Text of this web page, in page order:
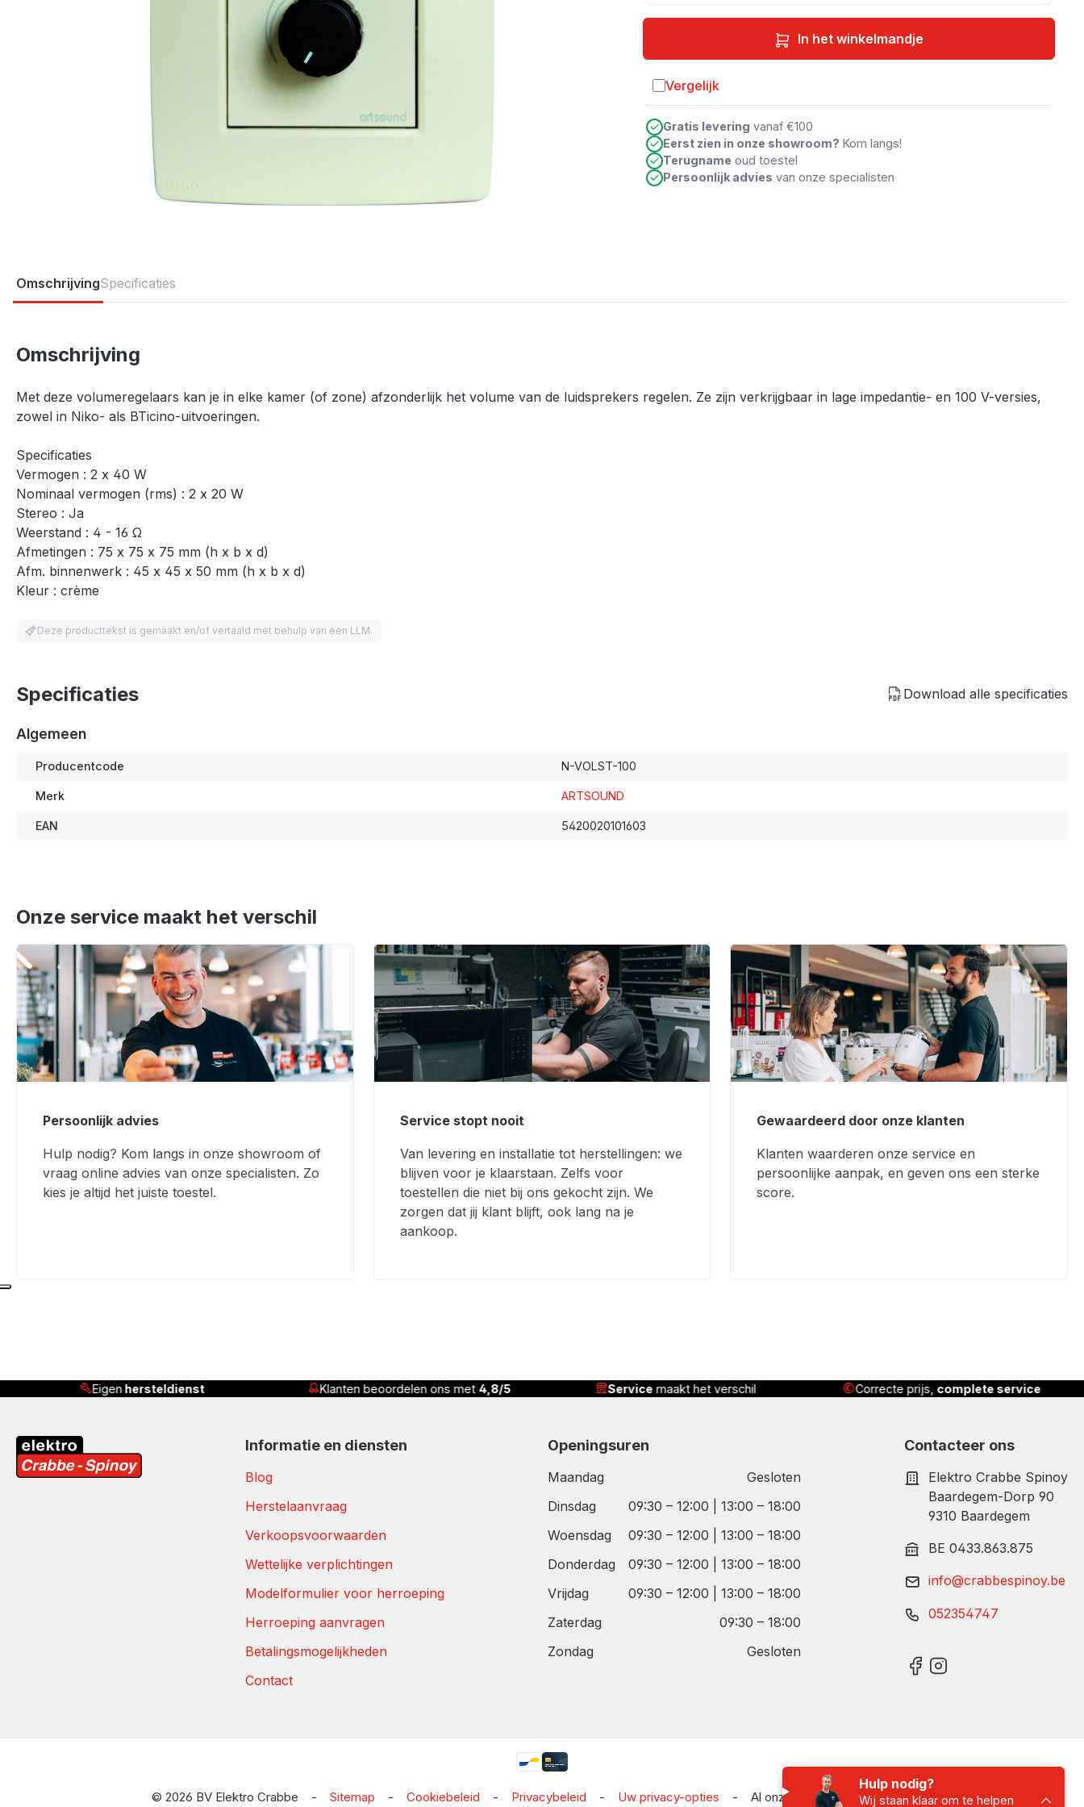
In het winkelmandje
Vergelijk
Toevoegen aan vergelijking
Gratis levering vanaf €100
Eerst zien in onze showroom? Kom langs!
Terugname oud toestel
Persoonlijk advies van onze specialisten
OmschrijvingSpecificaties
Omschrijving
Met deze volumeregelaars kan je in elke kamer (of zone) afzonderlijk het volume van de luidsprekers regelen. Ze zijn verkrijgbaar in lage impedantie- en 100 V-versies,
zowel in Niko- als BTicino-uitvoeringen.
Specificaties
Vermogen : 2 x 40 W
Nominaal vermogen (rms) : 2 x 20 W
Stereo : Ja
Weerstand : 4 - 16 Ω
Afmetingen : 75 x 75 x 75 mm (h x b x d)
Afm. binnenwerk : 45 x 45 x 50 mm (h x b x d)
Kleur : crème
Deze producttekst is gemaakt en/of vertaald met behulp van een LLM.
Specificaties Download alle specificaties
Algemeen
Producentcode N-VOLST-100
Merk ARTSOUND
EAN 5420020101603
Onze service maakt het verschil
Persoonlijk advies
Hulp nodig? Kom langs in onze showroom of
vraag online advies van onze specialisten. Zo
kies je altijd het juiste toestel.
Service stopt nooit
Van levering en installatie tot herstellingen: we
blijven voor je klaarstaan. Zelfs voor
toestellen die niet bij ons gekocht zijn. We
zorgen dat jij klant blijft, ook lang na je
aankoop.
Gewaardeerd door onze klanten
Klanten waarderen onze service en
persoonlijke aanpak, en geven ons een sterke
score.
Klanten beoordelen ons met 4,8/5 Servicemaakt het verschil Correcte prijs,complete service Geleverd, geïnstalleerd én
Informatie en diensten
Blog
Herstelaanvraag
Verkoopsvoorwaarden
Wettelijke verplichtingen
Modelformulier voor herroeping
Herroeping aanvragen
Betalingsmogelijkheden
Contact
Openingsuren
Maandag
Gesloten
Dinsdag
09:30 – 12:00 | 13:00 – 18:00
Woensdag
09:30 – 12:00 | 13:00 – 18:00
Donderdag
09:30 – 12:00 | 13:00 – 18:00
Vrijdag
09:30 – 12:00 | 13:00 – 18:00
Zaterdag
09:30 – 18:00
Zondag
Gesloten
Contacteer ons
Elektro Crabbe Spinoy
Baardegem-Dorp 90
9310 Baardegem
BE 0433.863.875
info@crabbespinoy.be
052354747
© 2026 BV Elektro Crabbe - Sitemap - Cookiebeleid - Privacybeleid - Uw privacy-opties - Al onze prijzen zijn inclusief BTW
Hulp nodig?
Wij staan klaar om te helpen